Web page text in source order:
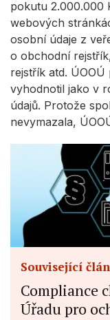
pokutu 2.000.000
webových
osobní údaje z
o obchodní
rejstřík atd.
vyhodnotil jako v
údajů. Protože
nevymazala,
Související
Compliance
Úřadu pro